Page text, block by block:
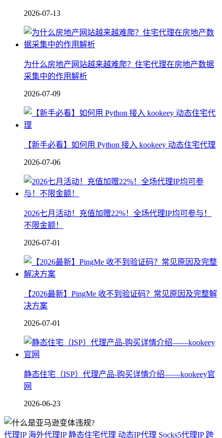
2026-07-13
为什么房地产网站越来越难爬？住宅代理在房地产数据
采集中的作用解析
2026-07-09
【新手必看】如何用 Python 接入 kookeey 动态住宅代理
2026-07-06
2026七月活动！充值加赠22%！全场代理IP均可参与！
不限金额！
2026-07-01
【2026最新】PingMe 收不到验证码？常见原因及完整解
决方案
2026-07-01
静态住宅（ISP）代理产品-购买详情介绍——kookeey官
网
2026-06-23
代理IP 海外代理IP 静态住宅代理 动态IP代理 Socks5代理IP 跨